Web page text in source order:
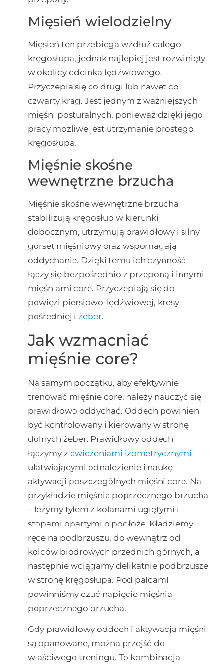
Mięsień wielodzielny
Mięsień ten przebiega wzdłuż całego
kręgosłupa, jednak najlepiej jest rozwinięty
w okolicy odcinka lędźwiowego.
Przyczepia się co drugi lub nawet co
czwarty krąg. Jest jednym z ważniejszych
mięśni posturalnych, ponieważ dzięki jego
pracy możliwe jest utrzymanie prostego
kręgosłupa.
Mięśnie skośne
wewnętrzne brzucha
Mięśnie skośne wewnętrzne brzucha
stabilizują kręgosłup w kierunki
dobocznym, utrzymują prawidłowy i silny
gorset mięśniowy oraz wspomagają
oddychanie. Dzięki temu ich czynność
łączy się bezpośrednio z przeponą i innymi
mięśniami core. Przyczepiają się do
powięzi piersiowo-lędźwiowej, kresy
pośredniej i żeber.
Jak wzmacniać
mięśnie core?
Na samym początku, aby efektywnie
trenować mięśnie core, należy nauczyć się
prawidłowo oddychać. Oddech powinien
być kontrolowany i kierowany w stronę
dolnych żeber. Prawidłowy oddech
łączymy z ćwiczeniami izometrycznymi
ułatwiającymi odnalezienie i naukę
aktywacji poszczególnych mięśni core. Na
przykładzie mięśnia poprzecznego brzucha
– leżymy tyłem z kolanami ugiętymi i
stopami opartymi o podłoże. Kładziemy
ręce na podbrzuszu, do wewnątrz od
kolców biodrowych przednich górnych, a
następnie wciągamy delikatnie podbrzusze
w stronę kręgosłupa. Pod palcami
powinniśmy czuć napięcie mięśnia
poprzecznego brzucha.
Gdy prawidłowy oddech i aktywacja mięśni
są opanowane, można przejść do
właściwego treningu. To kombinacja